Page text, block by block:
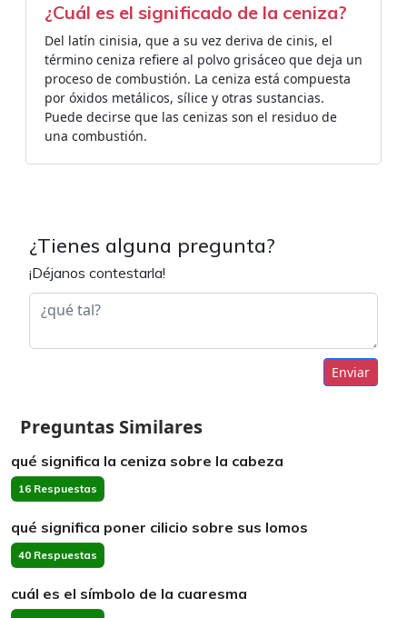
¿Cuál es el significado de la ceniza?
Del latín cinisia, que a su vez deriva de cinis, el
término ceniza refiere al polvo grisáceo que deja un
proceso de combustión. La ceniza está compuesta
por óxidos metálicos, sílice y otras sustancias.
Puede decirse que las cenizas son el residuo de
una combustión.
¿Tienes alguna pregunta?
¡Déjanos contestarla!
Enviar
Preguntas Similares
qué significa la ceniza sobre la cabeza
16 Respuestas
qué significa poner cilicio sobre sus lomos
40 Respuestas
cuál es el símbolo de la cuaresma